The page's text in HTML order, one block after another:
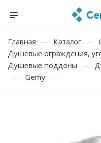
Главная — Каталог —
Душевые ограждения,
Душевые поддоны —
— Gemy —